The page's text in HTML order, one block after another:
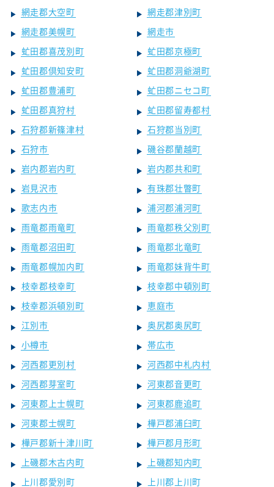
網走郡大空町
網走郡津別町
網走郡美幌町
網走市
虻田郡喜茂別町
虻田郡京極町
虻田郡倶知安町
虻田郡洞爺湖町
虻田郡豊浦町
虻田郡ニセコ町
虻田郡真狩村
虻田郡留寿都村
石狩郡新篠津村
石狩郡当別町
石狩市
磯谷郡蘭越町
岩内郡岩内町
岩内郡共和町
岩見沢市
有珠郡壮瞥町
歌志内市
浦河郡浦河町
雨竜郡雨竜町
雨竜郡秩父別町
雨竜郡沼田町
雨竜郡北竜町
雨竜郡幌加内町
雨竜郡妹背牛町
枝幸郡枝幸町
枝幸郡中頓別町
枝幸郡浜頓別町
恵庭市
江別市
奥尻郡奥尻町
小樽市
帯広市
河西郡更別村
河西郡中札内村
河西郡芽室町
河東郡音更町
河東郡上士幌町
河東郡鹿追町
河東郡士幌町
樺戸郡浦臼町
樺戸郡新十津川町
樺戸郡月形町
上磯郡木古内町
上磯郡知内町
上川郡愛別町
上川郡上川町